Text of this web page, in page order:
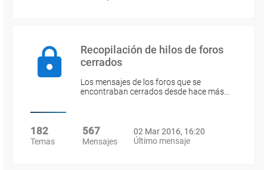
Recopilación de hilos de foros
cerrados
Los mensajes de los foros que se
encontraban cerrados desde hace más…
182
Temas
567
Mensajes
02 Mar 2016, 16:20
Último mensaje